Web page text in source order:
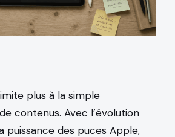
plus à la simple
contenus. Avec l’évolution
puissance des puces Apple,